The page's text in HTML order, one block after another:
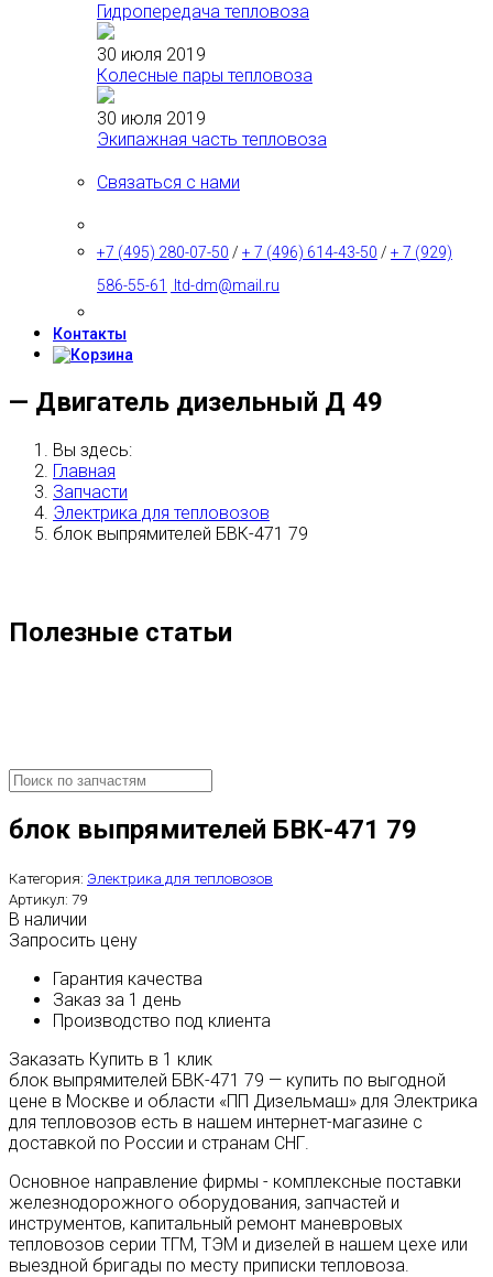
Гидропередача тепловоза
30 июля 2019
Колесные пары тепловоза
30 июля 2019
Экипажная часть тепловоза
Связаться с нами
+7 (495) 280-07-50 / + 7 (496) 614-43-50 / + 7 (929)
586-55-61
ltd-dm@mail.ru
Контакты
— Двигатель дизельный Д 49
Вы здесь:
Главная
Запчасти
Электрика для тепловозов
блок выпрямителей БВК-471 79
Полезные статьи
блок выпрямителей БВК-471 79
Категория: Электрика для тепловозов
Артикул: 79
В наличии
Запросить цену
Гарантия качества
Заказ за 1 день
Производство под клиента
Заказать Купить в 1 клик
блок выпрямителей БВК-471 79 — купить по выгодной
цене в Москве и области «ПП Дизельмаш» для Электрика
для тепловозов есть в нашем интернет-магазине с
доставкой по России и странам СНГ.
Основное направление фирмы - комплексные поставки
железнодорожного оборудования, запчастей и
инструментов, капитальный ремонт маневровых
тепловозов серии ТГМ, ТЭМ и дизелей в нашем цехе или
выездной бригады по месту приписки тепловоза.